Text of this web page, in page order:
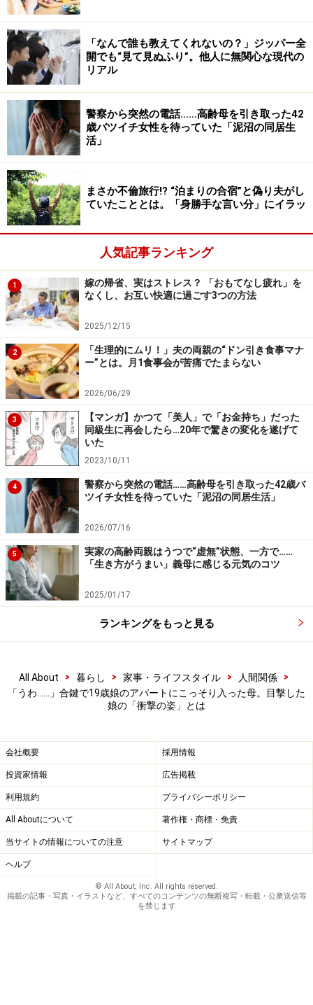
か、お尻が半分見えてたわよ』って。あらら、娘と一緒
だとは思いましたが、時代が違いますからね。流行を追
う気持ちは分かるけど、本当に心配です」
ミナさん自身は、それほど嫌な思いも怖い思いもした記
憶がないが、今の時代を考えるととても安心してはいら
れなかった。
ふだんの娘の様子を見に行ってみると
心配でたまらなくなったミナさんは、娘に黙って、ある
土曜日の朝、娘を訪ねてみた。合鍵は使わないという約
束だったが、「ここはそうしてはいられない」とこっそ
り入ってみると、娘は寝ていた。前の晩、遅くまで遊ん
でいたのだろうか、相変わらずマイクロミニのスカート
に下着のようなトップスだ。いつの間にか髪も金髪にな
っている。
「うわ、と思いましたよ。高校時代は地味な子だったの
に、どうしてこんなふうになってしまったんだろうと。
男性関係なども気になりました」
娘は気配を感じたのか目を覚ました。そしていきなり、
連絡くらいしてから来てよと怒りだした。それは分かる
けど、私はあなたが心配でとミナさんは母親全開だった
のだが、それがさらに娘の怒りに火をつけた。
「私のプライバシーはないのかと。あわててその場は部
屋を出ましたが、なんだか気になって時間をつぶして午
後、また行ってみたんです。そうしたらちょうど若い男
性が娘の部屋に入っていくところで……。知らん顔してい
ようかと思ったけど、そんな場面を見てしまったら帰る
わけにはいかない。踏みこみましたよ」
ただの友達なんだから、お母さんはもう帰ってよと叫ぶ
しました」と帰っていった。
心配でいてもたってもいられない
「まともな人みたいだと安心したけど、娘の怒りは消え
なかった。それからは完全に黙りこくって。私は一人で
帰ってきましたが、それ以来、LINEにも反応しません。
夫や私の母とは個別に話しているみたいだけど」
母親の心配など、まだ分からないのだろう。だが、ミナ
さんにしてみれば、そのくらいの想像もつかないのにあ
んな派手なかっこうをしたり、彼を部屋に呼んだりして
いること自体がいてもたってもいられないくらい不安な
「なんで誰も教えてくれないの？」ジッパー全
開でも“見て見ぬふり”。他人に無関心な現代の
リアル
警察から突然の電話……高齢母を引き取った42
歳バツイチ女性を待っていた「泥沼の同居生
活」
まさか不倫旅行!? “泊まりの合宿”と偽り夫がし
ていたこととは。「身勝手な言い分」にイラッ
人気記事ランキング
1
嫁の帰省、実はストレス？ 「おもてなし疲れ」を
なくし、お互い快適に過ごす3つの方法
2025/12/15
2
「生理的にムリ！」夫の両親の“ドン引き食事マナ
ー”とは。月1食事会が苦痛でたまらない
2026/06/29
3
【マンガ】かつて「美人」で「お金持ち」だった
同級生に再会したら…20年で驚きの変化を遂げて
いた
2023/10/11
4
警察から突然の電話……高齢母を引き取った42歳バ
ツイチ女性を待っていた「泥沼の同居生活」
2026/07/16
5
実家の高齢両親はうつで“虚無”状態、一方で……
「生き方がうまい」義母に感じる元気のコツ
2025/01/17
ランキングをもっと見る
All About > 暮らし > 家事・ライフスタイル > 人間関係
>
「うわ……」合鍵で19歳娘のアパートにこっそり入った母。目撃した
娘の「衝撃の姿」とは
会社概要 採用情報
投資家情報 広告掲載
利用規約 プライバシーポリシー
All Aboutについて 著作権・商標・免責
当サイトの情報についての注意 サイトマップ
ヘルプ
© All About, Inc. All rights reserved.
掲載の記事・写真・イラストなど、すべてのコンテンツの無断複写・転載・公衆送信等
を禁じます